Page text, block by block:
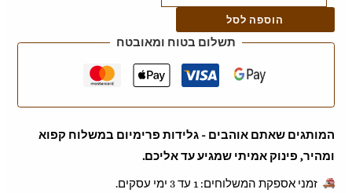
הוספה לסל
תשלום בטוח ומאובטח
המותגים שאתם אוהבים - גלידות פרימיום במשלוח קפוא
ומהיר, פינוק אמיתי שמגיע עד אליכם.
זמני אספקת המשלוחים: 1 עד 3 ימי עסקים.